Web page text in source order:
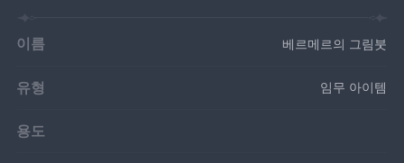
이름 베르메르의 그림붓
유형 임무 아이템
용도